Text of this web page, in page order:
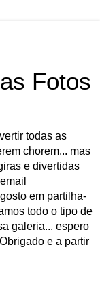
Fotos
todas as
chorem... mas
e divertidas
em partilha-
todo o tipo de
galeria... espero
e a partir